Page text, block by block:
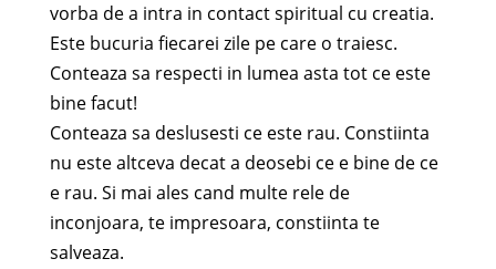
vorba de a intra in contact spiritual cu creatia.
Este bucuria fiecarei zile pe care o traiesc.
Conteaza sa respecti in lumea asta tot ce este
bine facut!
Conteaza sa deslusesti ce este rau. Constiinta
nu este altceva decat a deosebi ce e bine de ce
e rau. Si mai ales cand multe rele de
inconjoara, te impresoara, constiinta te
salveaza.